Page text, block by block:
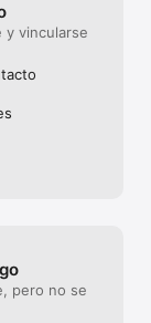
y vincularse
pero no se